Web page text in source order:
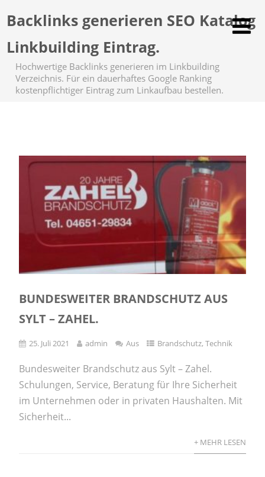
Backlinks generieren SEO Katalog
Linkbuilding Eintrag.
Hochwertige Backlinks generieren im Linkbuilding
Verzeichnis. Für ein dauerhaftes Google Ranking
kostenpflichtiger Eintrag zum Linkaufbau bestellen.
BUNDESWEITER BRANDSCHUTZ AUS
SYLT – ZAHEL.
25. Juli 2021 admin Aus Brandschutz,Technik
Bundesweiter Brandschutz aus Sylt – Zahel.
Schulungen, Service, Beratung für Ihre Sicherheit
im Unternehmen oder in privaten Haushalten. Mit
Sicherheit...
+ MEHR LESEN